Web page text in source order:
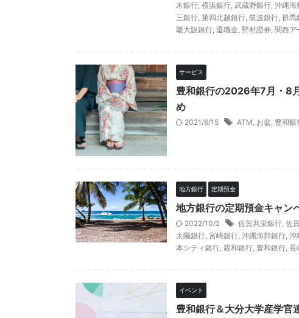
木銀行, 横浜銀行, 武蔵野銀行, 沖縄海
三銀行, 第四北越銀行, 筑波銀行, 群馬
畿大阪銀行, 退職金, 野村證券, 関西ア
サービス
豊和銀行の2026年7月・8
め
2021/6/15 ATM, お盆, 豊和銀
地方銀行 定期預金
地方銀行の定期預金キャン
2022/10/2 佐賀共栄銀行, 佐
太陽銀行, 宮崎銀行, 沖縄海邦銀行, 沖
本シティ銀行, 親和銀行, 豊和銀行, 長
イベント
豊和銀行＆大分大学産学官